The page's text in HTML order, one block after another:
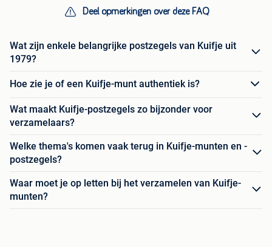
Deel opmerkingen over deze FAQ
Wat zijn enkele belangrijke postzegels van Kuifje uit
1979?
Hoe zie je of een Kuifje-munt authentiek is?
Wat maakt Kuifje-postzegels zo bijzonder voor
verzamelaars?
Welke thema's komen vaak terug in Kuifje-munten en -
postzegels?
Waar moet je op letten bij het verzamelen van Kuifje-
munten?